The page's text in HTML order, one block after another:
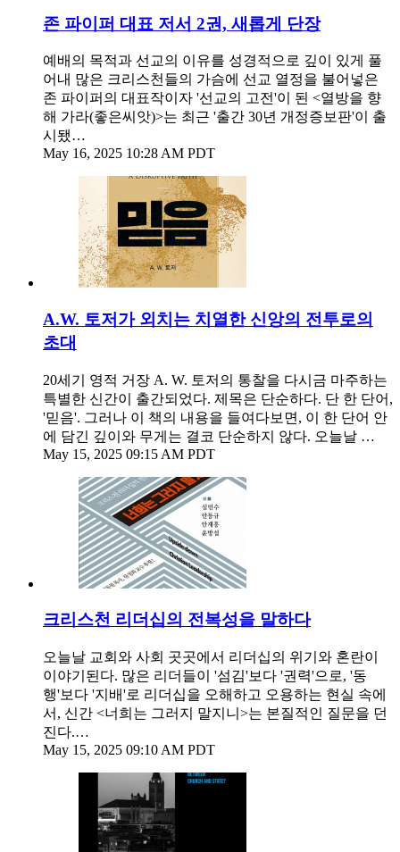
존 파이퍼 대표 저서 2권, 새롭게 단장
예배의 목적과 선교의 이유를 성경적으로 깊이 있게 풀
어내 많은 크리스천들의 가슴에 선교 열정을 불어넣은
존 파이퍼의 대표작이자 '선교의 고전'이 된 <열방을 향
해 가라(좋은씨앗)>는 최근 '출간 30년 개정증보판'이 출
시됐…
May 16, 2025 10:28 AM PDT
A.W. 토저가 외치는 치열한 신앙의 전투로의
초대
20세기 영적 거장 A. W. 토저의 통찰을 다시금 마주하는
특별한 신간이 출간되었다. 제목은 단순하다. 단 한 단어,
'믿음'. 그러나 이 책의 내용을 들여다보면, 이 한 단어 안
에 담긴 깊이와 무게는 결코 단순하지 않다. 오늘날 …
May 15, 2025 09:15 AM PDT
크리스천 리더십의 전복성을 말하다
오늘날 교회와 사회 곳곳에서 리더십의 위기와 혼란이
이야기된다. 많은 리더들이 '섬김'보다 '권력'으로, '동
행'보다 '지배'로 리더십을 오해하고 오용하는 현실 속에
서, 신간 <너희는 그러지 말지니>는 본질적인 질문을 던
진다.…
May 15, 2025 09:10 AM PDT